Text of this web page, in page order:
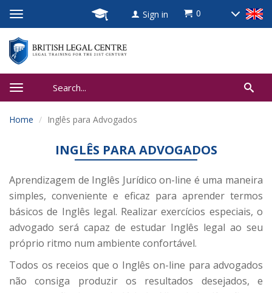
Sign in 0
Home Inglês para Advogados
INGLÊS PARA ADVOGADOS
Aprendizagem de Inglês Jurídico on-line é uma maneira
simples, conveniente e eficaz para aprender termos
básicos de Inglês legal. Realizar exercícios especiais, o
advogado será capaz de estudar Inglês legal ao seu
próprio ritmo num ambiente confortável.
Todos os receios que o Inglês on-line para advogados
não consiga produzir os resultados desejados, e